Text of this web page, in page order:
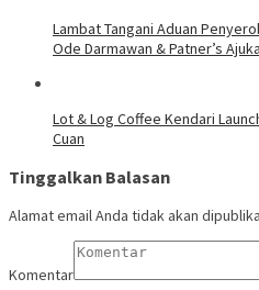
Lambat Tangani Aduan
Ode Darmawan & Patner’s
Lot & Log Coffee Kendari
Cuan
Tinggalkan Balasan
Alamat email Anda tidak akan
Komentar